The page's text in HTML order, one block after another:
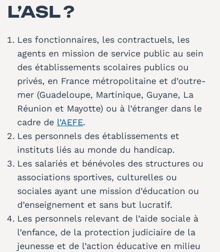
L’ASL ?
Les fonctionnaires, les contractuels, les
agents en mission de service public au sein
des établissements scolaires publics ou
privés, en France métropolitaine et d’outre-
mer (Guadeloupe, Martinique, Guyane, La
Réunion et Mayotte) ou à l’étranger dans le
cadre de l’AEFE.
Les personnels des établissements et
instituts liés au monde du handicap.
Les salariés et bénévoles des structures ou
associations sportives, culturelles ou
sociales ayant une mission d’éducation ou
d’enseignement et sans but lucratif.
Les personnels relevant de l’aide sociale à
l’enfance, de la protection judiciaire de la
jeunesse et de l’action éducative en milieu